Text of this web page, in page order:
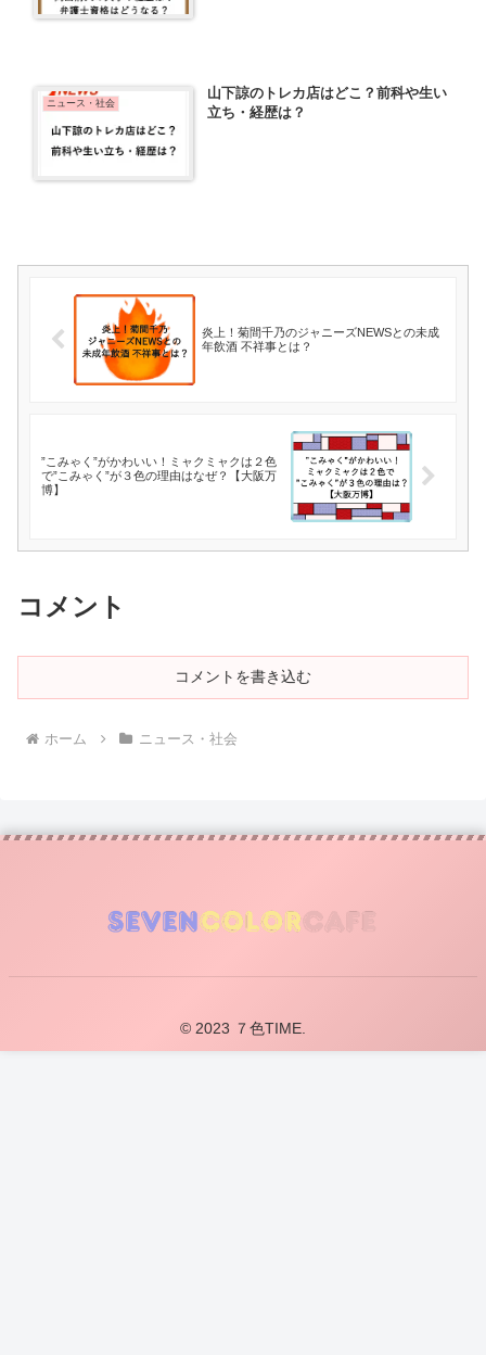
ニュース・社会
山下諒のトレカ店はどこ？前科や生い
立ち・経歴は？
炎上！菊間千乃のジャニーズNEWSとの未成
年飲酒 不祥事とは？
”こみゃく”がかわいい！ミャクミャクは２色
で”こみゃく”が３色の理由はなぜ？【大阪万
博】
コメント
コメントを書き込む
ホーム ニュース・社会
© 2023 ７色TIME.